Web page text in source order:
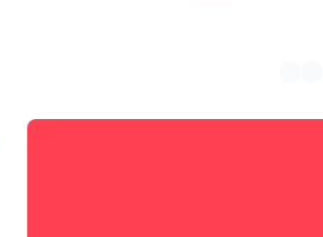
SALE